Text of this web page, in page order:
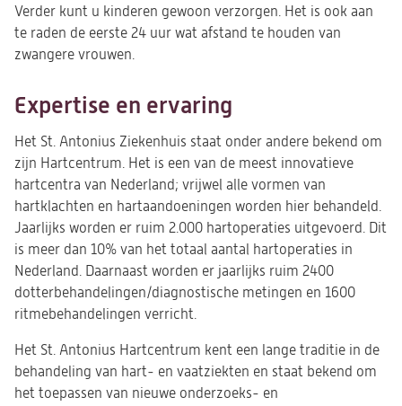
Verder kunt u kinderen gewoon verzorgen. Het is ook aan
te raden de eerste 24 uur wat afstand te houden van
zwangere vrouwen.
Expertise en ervaring
Het St. Antonius Ziekenhuis staat onder andere bekend om
zijn Hartcentrum. Het is een van de meest innovatieve
hartcentra van Nederland; vrijwel alle vormen van
hartklachten en hartaandoeningen worden hier behandeld.
Jaarlijks worden er ruim 2.000 hartoperaties uitgevoerd. Dit
is meer dan 10% van het totaal aantal hartoperaties in
Nederland. Daarnaast worden er jaarlijks ruim 2400
dotterbehandelingen/diagnostische metingen en 1600
ritmebehandelingen verricht.
Het St. Antonius Hartcentrum kent een lange traditie in de
behandeling van hart- en vaatziekten en staat bekend om
het toepassen van nieuwe onderzoeks- en